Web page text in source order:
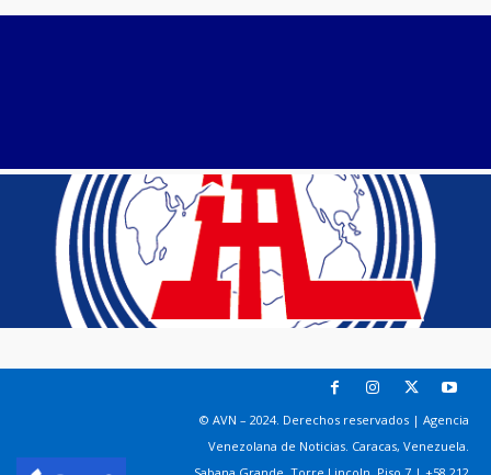
© AVN – 2024. Derechos reservados | Agencia
Venezolana de Noticias. Caracas, Venezuela.